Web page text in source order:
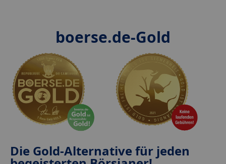
boerse.de-Gold
Die Gold-Alternative für jeden